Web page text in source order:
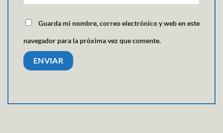
Guarda mi nombre, correo electrónico y web en este
navegador para la próxima vez que comente.